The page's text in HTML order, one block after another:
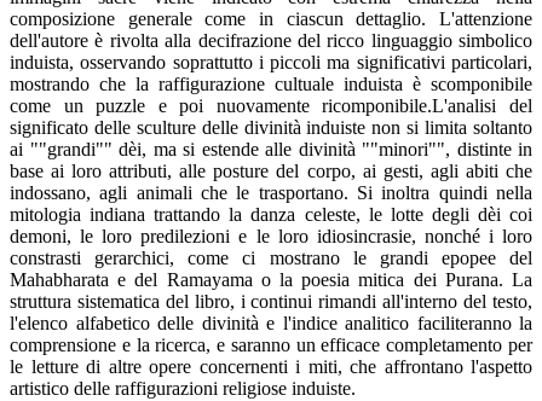
composizione generale come in ciascun dettaglio. L'attenzione
dell'autore è rivolta alla decifrazione del ricco linguaggio simbolico
induista, osservando soprattutto i piccoli ma significativi particolari,
mostrando che la raffigurazione cultuale induista è scomponibile
come un puzzle e poi nuovamente ricomponibile.L'analisi del
significato delle sculture delle divinità induiste non si limita soltanto
ai ""grandi"" dèi, ma si estende alle divinità ""minori"", distinte in
base ai loro attributi, alle posture del corpo, ai gesti, agli abiti che
indossano, agli animali che le trasportano. Si inoltra quindi nella
mitologia indiana trattando la danza celeste, le lotte degli dèi coi
demoni, le loro predilezioni e le loro idiosincrasie, nonché i loro
constrasti gerarchici, come ci mostrano le grandi epopee del
Mahabharata e del Ramayama o la poesia mitica dei Purana. La
struttura sistematica del libro, i continui rimandi all'interno del testo,
l'elenco alfabetico delle divinità e l'indice analitico faciliteranno la
comprensione e la ricerca, e saranno un efficace completamento per
le letture di altre opere concernenti i miti, che affrontano l'aspetto
artistico delle raffigurazioni religiose induiste.